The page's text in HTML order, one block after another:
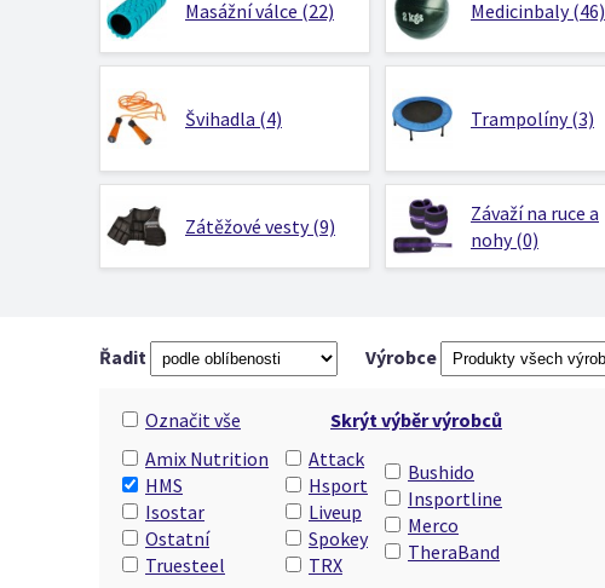
Masážní válce (22) Medicinbaly (46)
Švihadla (4) Trampolíny (3)
Zátěžové vesty (9)
Závaží na ruce a
nohy (0)
Řadit Výrobce
Skrýt výběr výrobců
Označit vše
Amix Nutrition
HMS
Isostar
Ostatní
Truesteel
Attack
Hsport
Liveup
Spokey
TRX
Bushido
Insportline
Merco
TheraBand